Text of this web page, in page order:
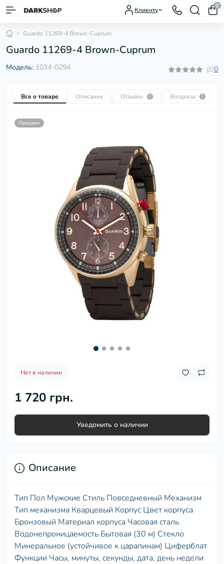
Клиенту
0
Guardo 11269-4 Brown-Cuprum
Guardo 11269-4 Brown-Cuprum
Модель: 1034-0294 0
Все о товаре Описание Отзывы 0 Вопросы 0
Продано
Нет в наличии
1 720 грн.
Уведомить о наличии
Описание
Тип Пол Мужские Стиль Повседневный Механизм
Тип механизма Кварцевый Корпус Цвет корпуса
Бронзовый Материал корпуса Часовая сталь
Водонепроницаемость Бытовая (30 м) Стекло
Минеральное (устойчивое к царапинам) Циферблат
Функции Часы, минуты, секунды, дата, день недели